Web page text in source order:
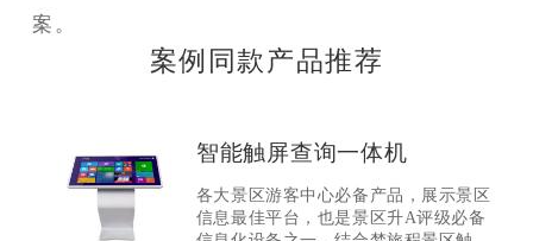
案。
案例同款产品推荐
智能触屏查询一体机
各大景区游客中心必备产品，展示景区
信息最佳平台，也是景区升A评级必备